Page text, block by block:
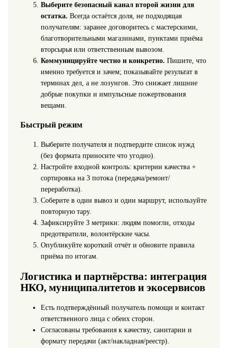
Выберите безопасный канал второй жизни для
остатка. Всегда остаётся доля, не подходящая
получателям: заранее договоритесь с мастерскими,
благотворительными магазинами, пунктами приёма
вторсырья или ответственным вывозом.
Коммуницируйте честно и конкретно. Пишите, что
именно требуется и зачем; показывайте результат в
терминах дел, а не лозунгов. Это снижает лишние
добрые покупки и импульсные пожертвования
вещами.
Быстрый режим
Выберите получателя и подтвердите список нужд
(без формата приносите что угодно).
Настройте входной контроль: критерии качества +
сортировка на 3 потока (передача/ремонт/
переработка).
Соберите в один вывоз и один маршрут, используйте
повторную тару.
Зафиксируйте 3 метрики: людям помогли, отходы
предотвратили, волонтёрские часы.
Опубликуйте короткий отчёт и обновите правила
приёма по итогам.
Логистика и партнёрства: интеграция
НКО, муниципалитетов и экосервисов
Есть подтверждённый получатель помощи и контакт
ответственного лица с обеих сторон.
Согласованы требования к качеству, санитарии и
формату передачи (акт/накладная/реестр).